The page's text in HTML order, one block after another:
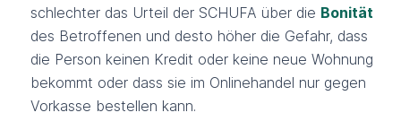
schlechter das Urteil der SCHUFA über die Bonität
des Betroffenen und desto höher die Gefahr, dass
die Person keinen Kredit oder keine neue Wohnung
bekommt oder dass sie im Onlinehandel nur gegen
Vorkasse bestellen kann.